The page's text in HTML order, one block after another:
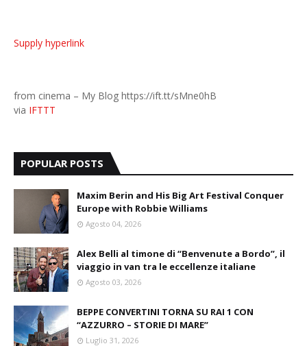
Supply hyperlink
from cinema – My Blog https://ift.tt/sMne0hB
via IFTTT
POPULAR POSTS
Maxim Berin and His Big Art Festival Conquer
Europe with Robbie Williams
Agosto 04, 2026
Alex Belli al timone di “Benvenute a Bordo”, il
viaggio in van tra le eccellenze italiane
Agosto 03, 2026
BEPPE CONVERTINI TORNA SU RAI 1 CON
“AZZURRO – STORIE DI MARE”
Luglio 31, 2026